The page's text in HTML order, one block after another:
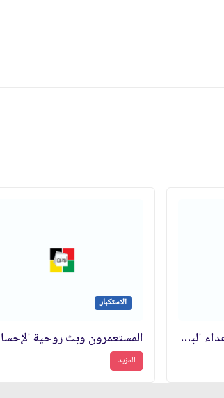
لا مصالحة ولا مهادنة مع أعداء البشرية: قوى المال والسلطة
الاستكبار
المزيد